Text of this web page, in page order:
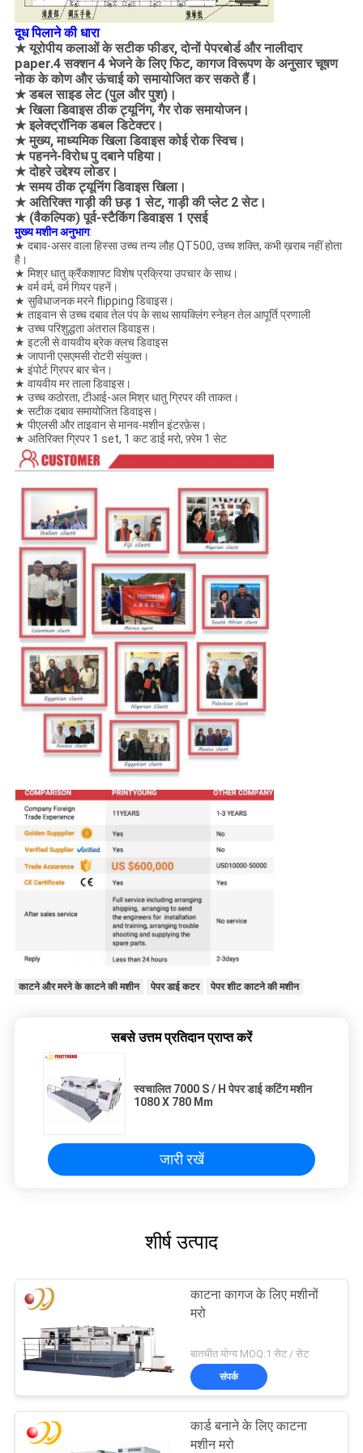
दूध पिलाने की धारा
★ यूरोपीय कलाओं के सटीक फीडर, दोनों पेपरबोर्ड और नालीदार
paper.4 सक्शन 4 भेजने के लिए फिट, कागज विरूपण के अनुसार चूषण
नोक के कोण और ऊंचाई को समायोजित कर सकते हैं।
★ डबल साइड लेट (पुल और पुश)।
★ खिला डिवाइस ठीक ट्यूनिंग, गैर रोक समायोजन।
★ इलेक्ट्रॉनिक डबल डिटेक्टर।
★ मुख्य, माध्यमिक खिला डिवाइस कोई रोक स्विच।
★ पहनने-विरोध पु दबाने पहिया।
★ दोहरे उद्देश्य लोडर।
★ समय ठीक ट्यूनिंग डिवाइस खिला।
★ अतिरिक्त गाड़ी की छड़ 1 सेट, गाड़ी की प्लेट 2 सेट।
★ (वैकल्पिक) पूर्व-स्टैकिंग डिवाइस 1 एसई
मुख्य मशीन अनुभाग:
★ दबाव-असर वाला हिस्सा उच्च तन्य लौह QT500, उच्च शक्ति, कभी ख़राब नहीं होता
है।
★ मिश्र धातु क्रैंकशाफ्ट विशेष प्रक्रिया उपचार के साथ।
★ वर्म वर्म, वर्म गियर पहनें।
★ सुविधाजनक मरने flipping डिवाइस।
★ ताइवान से उच्च दबाव तेल पंप के साथ सायक्लिंग स्नेहन तेल आपूर्ति प्रणाली
★ उच्च परिशुद्धता अंतराल डिवाइस।
★ इटली से वायवीय ब्रेक क्लच डिवाइस
★ जापानी एसएमसी रोटरी संयुक्त।
★ इंपोर्ट ग्रिपर बार चेन।
★ वायवीय मर ताला डिवाइस।
★ उच्च कठोरता, टीआई-अल मिश्र धातु ग्रिपर की ताकत।
★ सटीक दबाव समायोजित डिवाइस।
★ पीएलसी और ताइवान से मानव-मशीन इंटरफ़ेस।
★ अतिरिक्त ग्रिपर 1 set, 1 कट डाई मरो, फ़्रेम 1 सेट
काटने और मरने के काटने की मशीन पेपर डाई कटर पेपर शीट काटने की मशीन
सबसे उत्तम प्रतिदान प्राप्त करें
स्वचालित 7000 S / H पेपर डाई कटिंग मशीन
1080 X 780 Mm
जारी रखें
शीर्ष उत्पाद
काटना कागज के लिए मशीनों
मरो
बातचीत योग्य MOQ:1 सेट / सेट
संपर्क
कार्ड बनाने के लिए काटना
मशीन मरो